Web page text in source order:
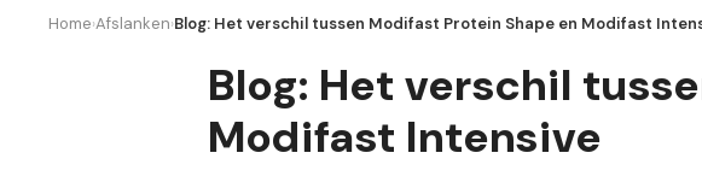
Home›Afslanken›Blog: Het verschil tussen Modifast Protein Shape en Modifast
Blog: Het verschil
Modifast Intensive